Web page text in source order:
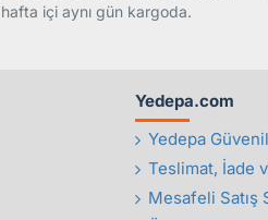
hafta içi aynı gün kargoda.
Yedepa.com
Yedepa
Teslimat, İade
Mesafeli Satış